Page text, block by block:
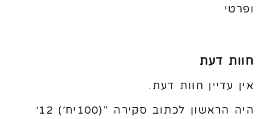
ופרטי
חוות דעת
אין עדיין חוות דעת.
היה הראשון לכתוב סקירה “(100יח׳) 12׳